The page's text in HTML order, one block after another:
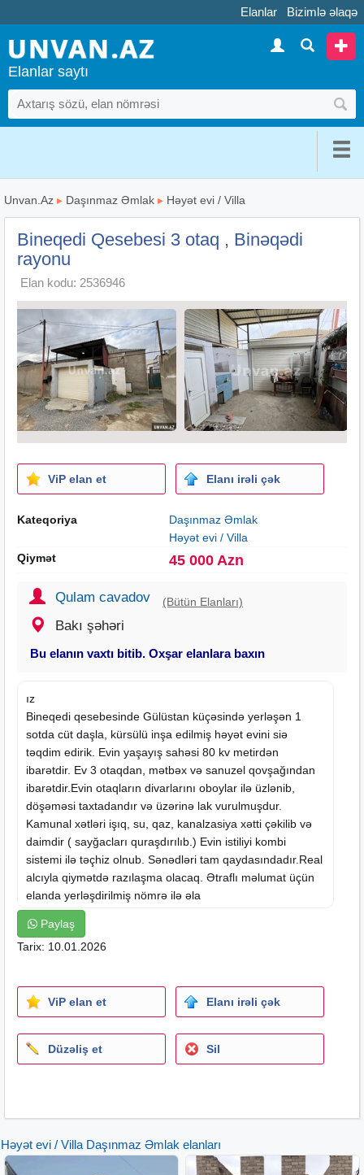
Elanlar Bizimlə əlaqə
Elanlar saytı
Unvan.Az ▸ Daşınmaz Əmlak ▸ Həyət evi / Villa
Bineqedi Qesebesi 3 otaq , Binəqədi
rayonu
Elan kodu: 2536946
ViP elan et Elanı irəli çək
Kateqoriya
Daşınmaz Əmlak
Həyət evi / Villa
Qiymət
45 000 Azn
Qulam cavadov (Bütün Elanları)
Bakı şəhəri
Bu elanın vaxtı bitib. Oxşar elanlara baxın
ız
Bineqedi qesebesinde Gülüstan küçəsində yerləşən 1
sotda cüt daşla, kürsülü inşa edilmiş həyət evini siə
təqdim edirik. Evin yaşayış sahəsi 80 kv metirdən
ibarətdir. Ev 3 otaqdan, mətbəx və sanuzel qovşağından
ibarətdir.Evin otaqların divarlarını oboylar ilə üzlənib,
döşəməsi taxtadandır və üzərinə lak vurulmuşdur.
Kamunal xətləri işıq, su, qaz, kanalzasiya xətti çəkilib və
daimdir ( sayğacları quraşdırılıb.) Evin istiliyi kombi
sistemi ilə təçhiz olnub. Sənədləri tam qaydasındadır.Real
alcıyla qiymətdə razılaşma olacaq. Ətraflı məlumat üçün
elanda yerləşdirilmiş nömrə ilə əla
Paylaş
Tarix: 10.01.2026
ViP elan et Elanı irəli çək
Düzəliş et Sil
Həyət evi / Villa Daşınmaz Əmlak elanları